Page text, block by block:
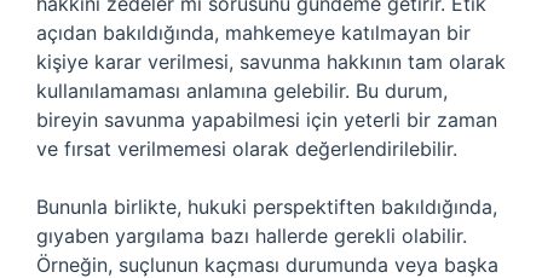
açıdan bakıldığında, mahkemeye katılmayan bir
kişiye karar verilmesi, savunma hakkının tam olarak
kullanılamaması anlamına gelebilir. Bu durum,
bireyin savunma yapabilmesi için yeterli bir zaman
ve fırsat verilmemesi olarak değerlendirilebilir.
Bununla birlikte, hukuki perspektiften bakıldığında,
gıyaben yargılama bazı hallerde gerekli olabilir.
Örneğin, suçlunun kaçması durumunda veya başka